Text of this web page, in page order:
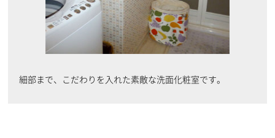
細部まで、こだわりを入れた素敵な洗面化粧室です。